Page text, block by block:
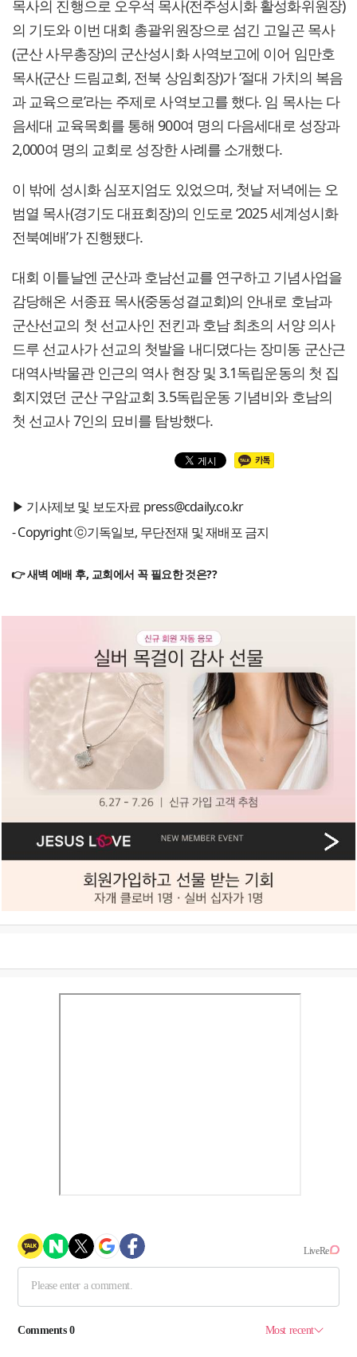
목사의 진행으로 오우석 목사(전주성시화 활성화위원장)
의 기도와 이번 대회 총괄위원장으로 섬긴 고일곤 목사
(군산 사무총장)의 군산성시화 사역보고에 이어 임만호
목사(군산 드림교회, 전북 상임회장)가 ‘절대 가치의 복음
과 교육으로’라는 주제로 사역보고를 했다. 임 목사는 다
음세대 교육목회를 통해 900여 명의 다음세대로 성장과
2,000여 명의 교회로 성장한 사례를 소개했다.
이 밖에 성시화 심포지엄도 있었으며, 첫날 저녁에는 오
범열 목사(경기도 대표회장)의 인도로 ‘2025 세계성시화
전북예배’가 진행됐다.
대회 이틑날엔 군산과 호남선교를 연구하고 기념사업을
감당해온 서종표 목사(중동성결교회)의 안내로 호남과
군산선교의 첫 선교사인 전킨과 호남 최초의 서양 의사
드루 선교사가 선교의 첫발을 내디뎠다는 장미동 군산근
대역사박물관 인근의 역사 현장 및 3.1독립운동의 첫 집
회지였던 군산 구암교회 3.5독립운동 기념비와 호남의
첫 선교사 7인의 묘비를 탐방했다.
▶ 기사제보 및 보도자료 press@cdaily.co.kr
- Copyright ⓒ기독일보, 무단전재 및 재배포 금지
👉 새벽 예배 후, 교회에서 꼭 필요한 것은??